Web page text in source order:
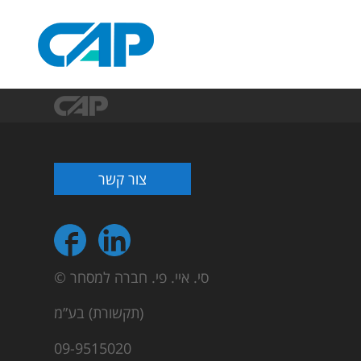
צור קשר
© סי. איי. פי. חברה למסחר
(תקשורת) בע”מ
09-9515020